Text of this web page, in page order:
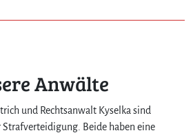
Anwälte
und Rechtsanwalt Kyselka sind
Beide haben eine